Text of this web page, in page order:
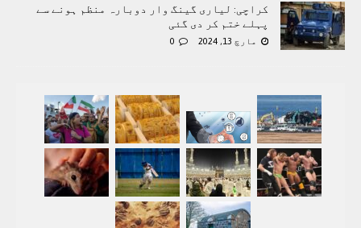
کراچی: لیاری گینگ وار دوبارہ منظم ہونے سے
پہلے ختم کر دی گئی
مارچ 13, 2024 0